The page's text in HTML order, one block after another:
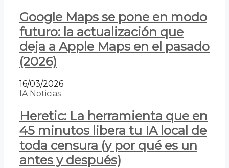
Google Maps se pone en modo
futuro: la actualización que
deja a Apple Maps en el pasado
(2026)
16/03/2026
IA Noticias
Heretic: La herramienta que en
45 minutos libera tu IA local de
toda censura (y por qué es un
antes y después)